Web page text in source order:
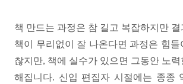
책 만드는 과정은 참 길고 복잡하지만
책이 무리없이 잘 나온다면 과정은 힘들
찮지만, 책에 실수가 있으면 그동안 노
해집니다. 신입 편집자 시절에는 종종